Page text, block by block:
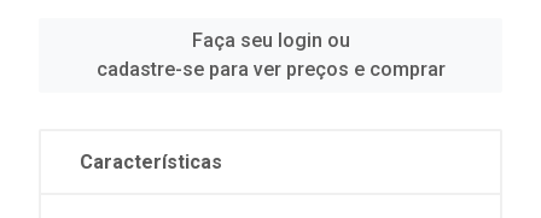
Faça seu login ou
cadastre-se para ver preços e comprar
Características